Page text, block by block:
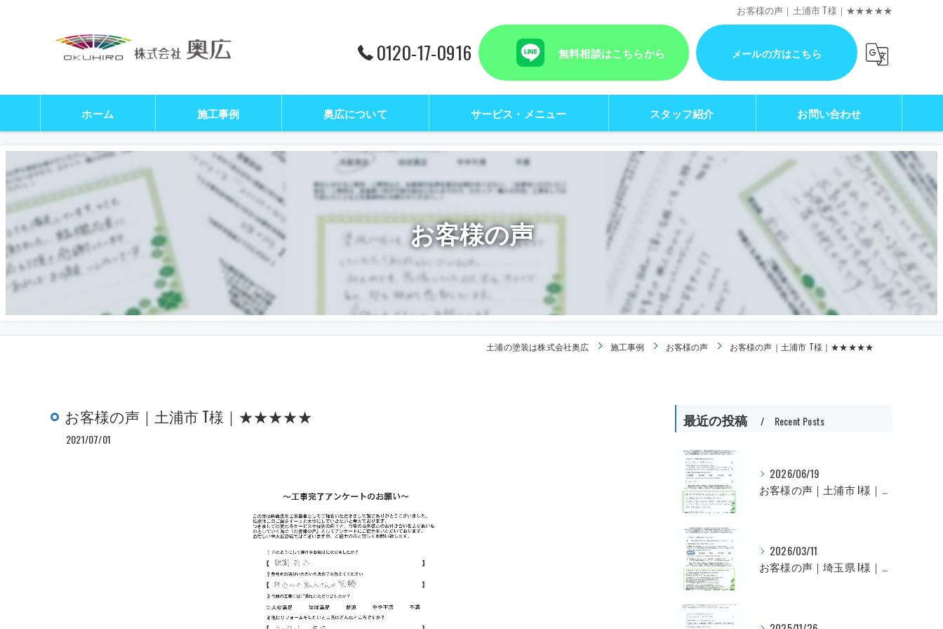
お客様の声｜土浦市 T様｜★★★★★
0120-17-0916 無料相談はこちらから メールの方はこちら
ホーム 施工事例 奥広について サービス・メニュー スタッフ紹介
新着情報
チラシ・お得情報
お問い合わせ
お客様の声
土浦の塗装は株式会社奥広 施工事例 お客様の声 お客様の声｜土浦市 T様｜★★★★★
お客様の声｜土浦市 T様｜★★★★★
2021/07/01
最近の投稿 Recent Posts
2026/06/19
お客様の声｜土浦市 I様｜★★★★★
2026/03/11
お客様の声｜埼玉県 I様｜★★★★★